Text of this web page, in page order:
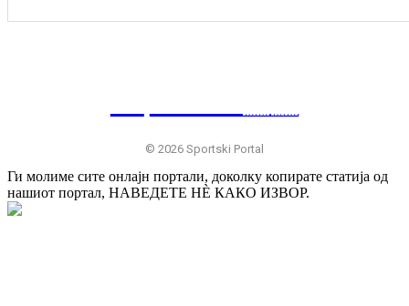
© 2026 Sportski Portal
Ги молиме сите онлајн портали, доколку копирате статија од
нашиот портал, НАВЕДЕТЕ НÈ КАКО ИЗВОР.